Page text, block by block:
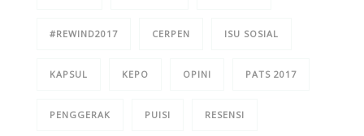
#REWIND2017 CERPEN ISU SOSIAL
KAPSUL KEPO OPINI PATS 2017
PENGGERAK PUISI RESENSI